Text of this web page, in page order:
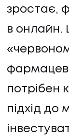
зростає,
в онлайн.
потрібен
підхід до